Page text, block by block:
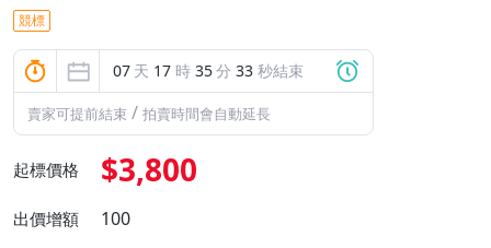
競標
07 天 17 時 35分 32 秒結束
賣家可提前結束 / 拍賣時間會自動延長
起標價格 $3,800
出價增額 100